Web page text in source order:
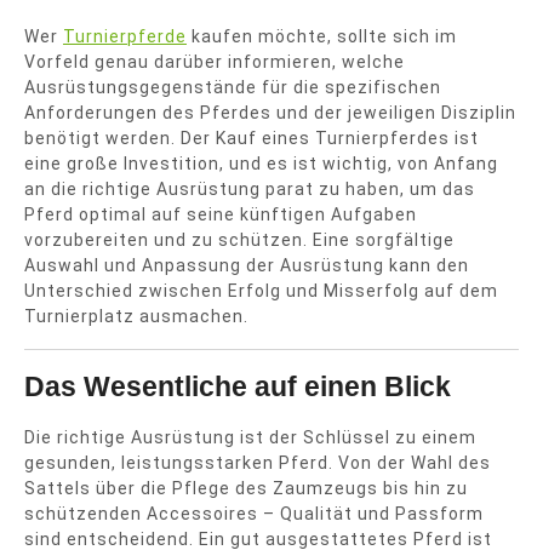
Wer Turnierpferde kaufen möchte, sollte sich im
Vorfeld genau darüber informieren, welche
Ausrüstungsgegenstände für die spezifischen
Anforderungen des Pferdes und der jeweiligen Disziplin
benötigt werden. Der Kauf eines Turnierpferdes ist
eine große Investition, und es ist wichtig, von Anfang
an die richtige Ausrüstung parat zu haben, um das
Pferd optimal auf seine künftigen Aufgaben
vorzubereiten und zu schützen. Eine sorgfältige
Auswahl und Anpassung der Ausrüstung kann den
Unterschied zwischen Erfolg und Misserfolg auf dem
Turnierplatz ausmachen.
Das Wesentliche auf einen Blick
Die richtige Ausrüstung ist der Schlüssel zu einem
gesunden, leistungsstarken Pferd. Von der Wahl des
Sattels über die Pflege des Zaumzeugs bis hin zu
schützenden Accessoires – Qualität und Passform
sind entscheidend. Ein gut ausgestattetes Pferd ist